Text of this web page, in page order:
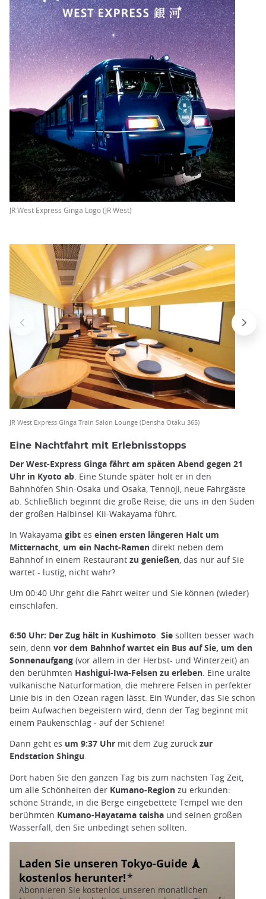
JR West Express Ginga Logo (JR West)
JR West Express Ginga Train Salon Lounge (Densha Otaku 365)
Eine Nachtfahrt mit Erlebnisstopps
Der West-Express Ginga fährt am späten Abend gegen 21
Uhr in Kyoto ab. Eine Stunde später holt er in den
Bahnhöfen Shin-Osaka und Osaka, Tennoji, neue Fahrgäste
ab. Schließlich beginnt die große Reise, die uns in den Süden
der großen Halbinsel Kii-Wakayama führt.
In Wakayama gibt es einen ersten längeren Halt um
Mitternacht, um ein Nacht-Ramen direkt neben dem
Bahnhof in einem Restaurant zu genießen, das nur auf Sie
wartet - lustig, nicht wahr?
Um 00:40 Uhr geht die Fahrt weiter und Sie können (wieder)
einschlafen.
6:50 Uhr: Der Zug hält in Kushimoto. Sie sollten besser wach
sein, denn vor dem Bahnhof wartet ein Bus auf Sie, um den
Sonnenaufgang (vor allem in der Herbst- und Winterzeit) an
den berühmten Hashigui-Iwa-Felsen zu erleben. Eine uralte
vulkanische Naturformation, die mehrere Felsen in perfekter
Linie bis in den Ozean ragen lässt. Ein Wunder, das Sie schon
beim Aufwachen begeistern wird, denn der Tag beginnt mit
einem Paukenschlag - auf der Schiene!
Dann geht es um 9:37 Uhr mit dem Zug zurück zur
Endstation Shingu.
Dort haben Sie den ganzen Tag bis zum nächsten Tag Zeit,
um alle Schönheiten der Kumano-Region zu erkunden:
schöne Strände, in die Berge eingebettete Tempel wie den
berühmten Kumano-Hayatama taisha und seinen großen
Wasserfall, den Sie unbedingt sehen sollten.